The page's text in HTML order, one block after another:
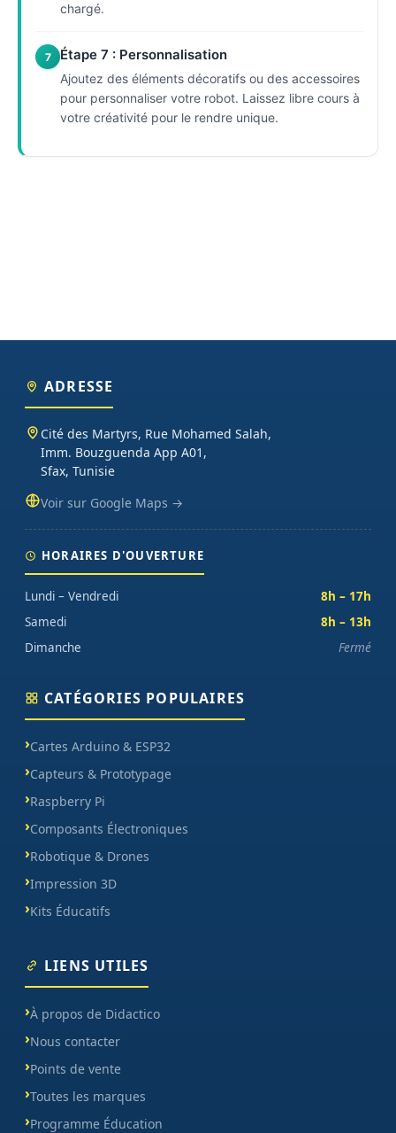
chargé.
7 Étape 7 : Personnalisation
Ajoutez des éléments décoratifs ou des accessoires
pour personnaliser votre robot. Laissez libre cours à
votre créativité pour le rendre unique.
ADRESSE
Cité des Martyrs, Rue Mohamed Salah,
Imm. Bouzguenda App A01,
Sfax, Tunisie
Voir sur Google Maps →
HORAIRES D'OUVERTURE
Lundi – Vendredi
8h – 17h
Samedi
8h – 13h
Dimanche
Fermé
CATÉGORIES POPULAIRES
Cartes Arduino & ESP32
Capteurs & Prototypage
Raspberry Pi
Composants Électroniques
Robotique & Drones
Impression 3D
Kits Éducatifs
LIENS UTILES
À propos de Didactico
Nous contacter
Points de vente
Toutes les marques
Programme Éducation